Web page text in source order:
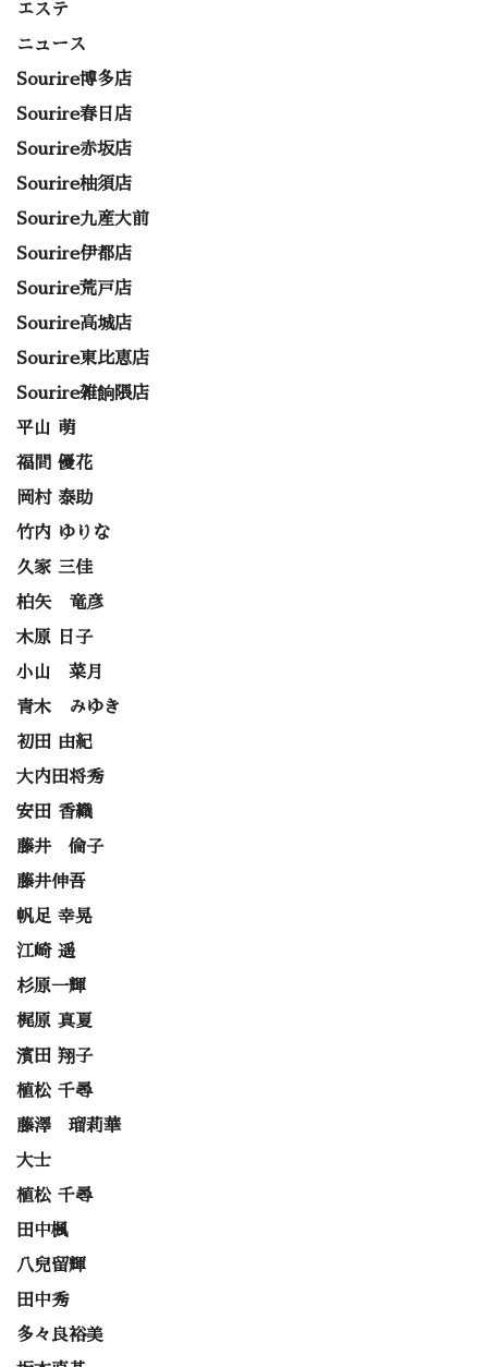
エステ
ニュース
Sourire博多店
Sourire春日店
Sourire赤坂店
Sourire柚須店
Sourire九産大前
Sourire伊都店
Sourire荒戸店
Sourire高城店
Sourire東比恵店
Sourire雑餉隈店
平山 萌
福間 優花
岡村 泰助
竹内 ゆりな
久家 三佳
柏矢 竜彦
木原 日子
小山 菜月
青木 みゆき
初田 由紀
大内田将秀
安田 香織
藤井 倫子
藤井伸吾
帆足 幸晃
江崎 遥
杉原一輝
梶原 真夏
濱田 翔子
植松 千尋
藤澤 瑠莉華
大士
植松 千尋
田中楓
八兒留輝
田中秀
多々良裕美